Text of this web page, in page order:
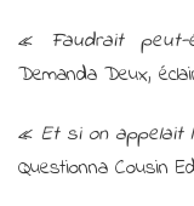
« Faudrait
Demanda Deux,
« Et si on appelait
Questionna Cousin